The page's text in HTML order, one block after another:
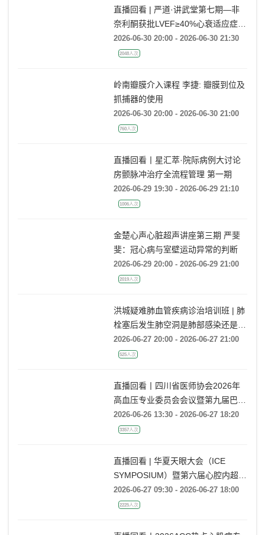
直播回看 | 严道·讲武堂第七期—非
奈利酮获批LVEF≥40%心衰适应症，
临床到底怎么用？
2026-06-30 20:00 - 2026-06-30 21:30
岭南瓣膜介入课程 李捷: 瓣膜到位及
抓捕器的使用
2026-06-30 20:00 - 2026-06-30 21:00
直播回看丨星汇萃·院际病例大讨论
房颤脉冲治疗全流程管理 第一期
2026-06-29 19:30 - 2026-06-29 21:10
金楚心声心脏超声讲座第三期 严斐
斐：冠心病与室壁运动异常的判断
2026-06-29 20:00 - 2026-06-29 21:00
洪城疑难肺血管疾病诊治培训班 | 肺
栓塞后发生肺空洞是肺部感染还是肺
梗死鉴别？
2026-06-27 20:00 - 2026-06-27 21:00
直播回看丨四川省医师协会2026年
高血压专业委员会会议暨第九届巴蜀
高血压会议
2026-06-26 13:30 - 2026-06-27 18:20
直播回看 | 华夏天眼大会（ICE
SYMPOSIUM）暨第六届心腔内超声
指导心血管疾病诊疗大会
2026-06-27 09:30 - 2026-06-27 18:00